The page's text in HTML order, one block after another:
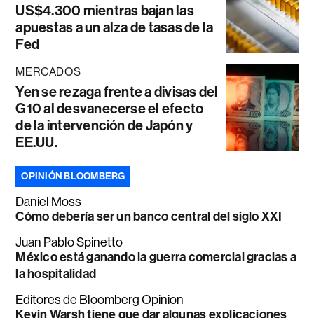
US$4.300 mientras bajan las
apuestas a un alza de tasas de la
Fed
MERCADOS
Yen se rezaga frente a divisas del
G10 al desvanecerse el efecto
de la intervención de Japón y
EE.UU.
OPINIÓN BLOOMBERG
Daniel Moss
Cómo debería ser un banco central del siglo XXI
Juan Pablo Spinetto
México está ganando la guerra comercial gracias a
la hospitalidad
Editores de Bloomberg Opinion
Kevin Warsh tiene que dar algunas explicaciones